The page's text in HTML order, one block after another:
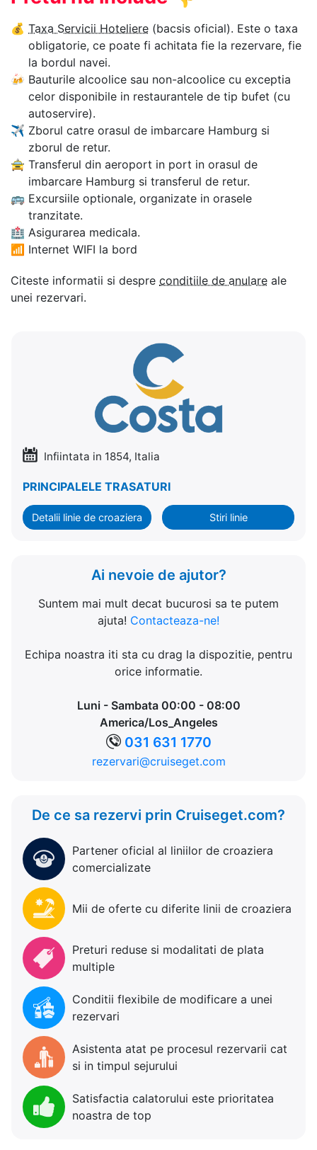
💰 Taxa Servicii Hoteliere (bacsis oficial). Este o taxa
obligatorie, ce poate fi achitata fie la rezervare, fie
la bordul navei.
🍻 Bauturile alcoolice sau non-alcoolice cu exceptia
celor disponibile in restaurantele de tip bufet (cu
autoservire).
✈ Zborul catre orasul de imbarcare Hamburg si
zborul de retur.
🚖 Transferul din aeroport in port in orasul de
imbarcare Hamburg si transferul de retur.
🚌 Excursiile optionale, organizate in orasele
tranzitate.
🏥 Asigurarea medicala.
📶 Internet WIFI la bord
Citeste informatii si despre conditiile de anulare ale
unei rezervari.
Infiintata in 1854, Italia
PRINCIPALELE TRASATURI
Detalii linie de croaziera Stiri linie
Ai nevoie de ajutor?
Suntem mai mult decat bucurosi sa te putem
ajuta! Contacteaza-ne!
Echipa noastra iti sta cu drag la dispozitie, pentru
orice informatie.
Luni - Sambata 00:00 - 08:00
America/Los_Angeles
031 631 1770
rezervari@cruiseget.com
De ce sa rezervi prin Cruiseget.com?
Partener oficial al liniilor de croaziera
comercializate
Mii de oferte cu diferite linii de croaziera
Preturi reduse si modalitati de plata
multiple
Conditii flexibile de modificare a unei
rezervari
Asistenta atat pe procesul rezervarii cat
si in timpul sejurului
Satisfactia calatorului este prioritatea
noastra de top